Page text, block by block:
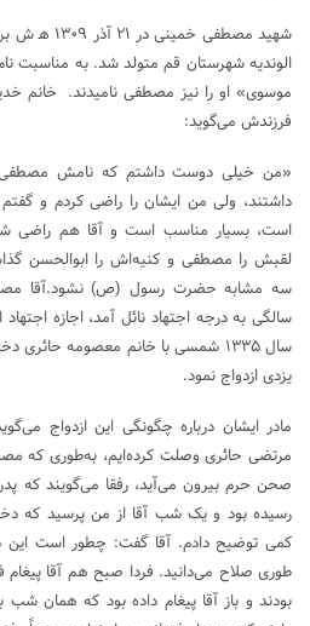
الوندیه شهرستان قم متولد شد. به مناسبت
موسوی‌» او را نیز مصطفی نامیدند. خانم
فرزندش می‌گوید:
«من خیلی دوست داشتم که نامش مصطفی
داشتند، ولی من ایشان را راضی کردم و
است‌، بسیار مناسب است و آقا هم راضی
لقبش را مصطفی و کنیه‌اش را ابوالحسن
سالگی به درجه اجتهاد نائل آمد، اجازه
سال ۱۳۳۵ شمسی با خانم معصومه
یزدی ازدواج نمود.
مادر ایشان درباره چگونگی این ازدواج
مرتضی حائری وصلت کرده‌ایم‌، به‌طوری که
صحن حرم بیرون می‌آید، رفقا می‌گویند که
رسیده بود و یک شب آقا از من پرسید که
کمی توضیح دادم‌. آقا گفت‌: چطور است این
طوری صلاح می‌دانید. فردا صبح هم آقا پیغام
بودند و باز آقا پیغام داده بود که همان